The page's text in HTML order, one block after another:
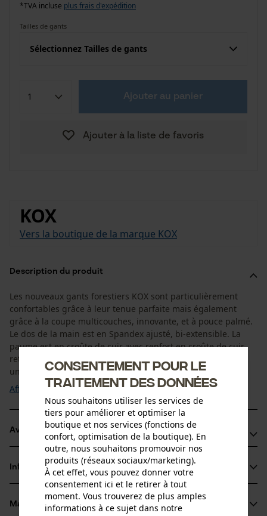
*TVA incluse plus frais d'expédition
Tailles de gants
Sélectionnez Tailles de gants
Ajouter au panier
Ajouter à la liste de favoris
KOX
Vers la boutique de la marque KOX
Description du produit
Les nouveaux gants forestiers KOX sont particulièrement
confortables grâce à leur tenue parfaite mais également
grâce à la coupe multicouches, innovante, et à pouce palmé.
Le dos de la main est en Spandex ajusté, bi-extensible. La
paume est en croûte de cuir avec renfort en croûte de cuir
retournée. La combinaison entre un bon grip, du confort et
un cuir robuste en font un ...
Afficher plus
Avantages du produit
Cuir robuste
Très confortable
Forme anatomique
Informations sur le produit
Détails du produit
Matériau & entretien
Consentement pour le
traitement des données
Nous souhaitons utiliser les services de
tiers pour améliorer et optimiser la
boutique et nos services (fonctions de
confort, optimisation de la boutique). En
outre, nous souhaitons promouvoir nos
produits (réseaux sociaux/marketing).
À cet effet, vous pouvez donner votre
consentement ici et le retirer à tout
moment. Vous trouverez de plus amples
informations à ce sujet dans notre